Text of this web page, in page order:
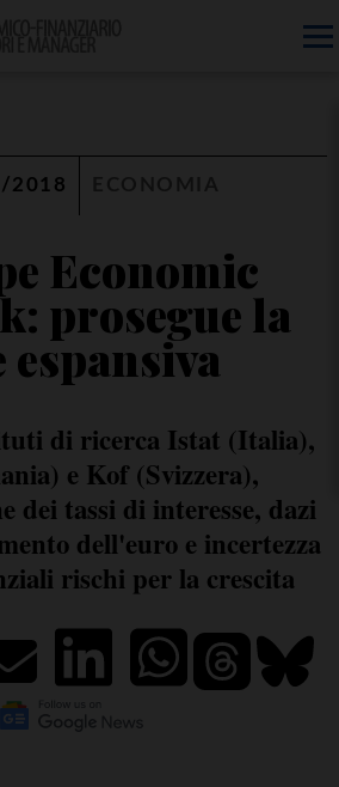
2018
Economic
prosegue la
espansiva
di ricerca Istat (Italia),
e Kof (Svizzera),
dei tassi di interesse, dazi
dell'euro e incertezza
rischi per la crescita